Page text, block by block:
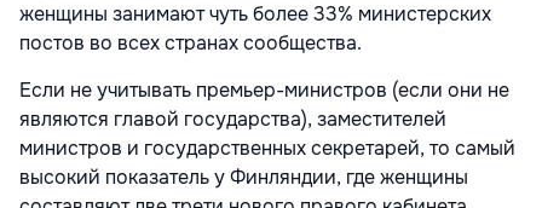
женщины занимают чуть более 33% министерских
постов во всех странах сообщества.
Если не учитывать премьер-министров (если они не
являются главой государства), заместителей
министров и государственных секретарей, то самый
высокий показатель у Финляндии, где женщины